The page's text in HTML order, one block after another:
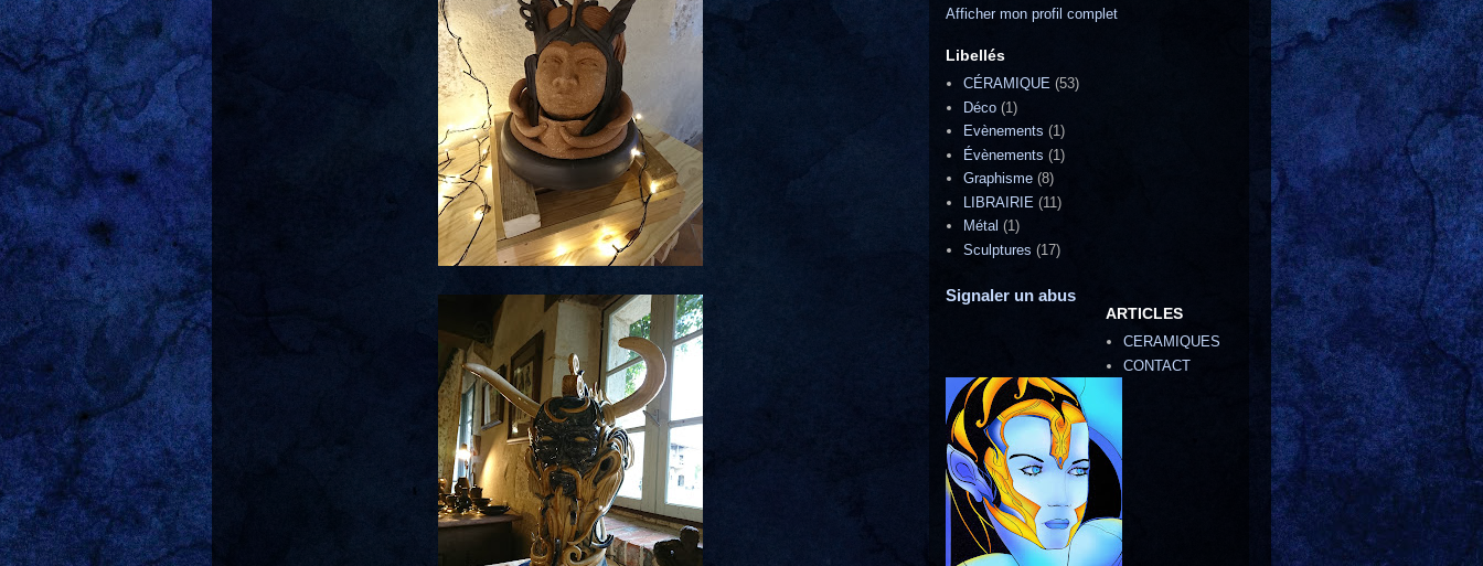
Afficher mon profil complet
Libellés
CÉRAMIQUE (53)
Déco (1)
Evènements (1)
Évènements (1)
Graphisme (8)
LIBRAIRIE (11)
Métal (1)
Sculptures (17)
Signaler un abus
ARTICLES
CERAMIQUES
CONTACT